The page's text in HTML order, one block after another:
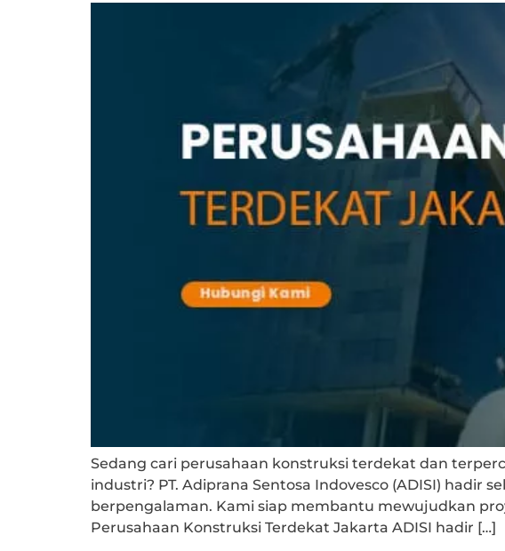
Sedang cari perusahaan konstruksi terdekat dan
industri? PT. Adiprana Sentosa Indovesco (ADISI) hadir
berpengalaman. Kami siap membantu mewujudkan
Perusahaan Konstruksi Terdekat Jakarta ADISI hadir […]